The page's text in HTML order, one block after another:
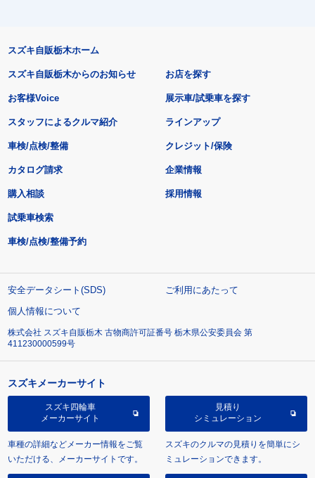
スズキ自販栃木ホーム
スズキ自販栃木からのお知らせ
お客様Voice
スタッフによるクルマ紹介
お店を探す
展示車/試乗車を探す
ラインアップ
車検/点検/整備 クレジット/保険
カタログ請求
購入相談
試乗車検索
車検/点検/整備予約
企業情報
採用情報
安全データシート(SDS)
ご利用にあたって
個人情報について
株式会社 スズキ自販栃木 古物商許可証番号 栃木県公安委員会 第
411230000599号
スズキメーカーサイト
スズキ四輪車
メーカーサイト
車種の詳細などメーカー情報をご覧
いただける、メーカーサイトです。
見積り
シミュレーション
スズキのクルマの見積りを簡単にシ
ミュレーションできます。